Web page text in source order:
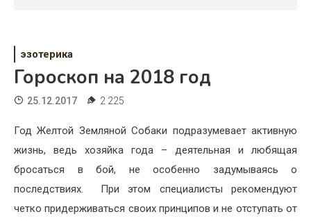
Свадьба
Дом
Жизнь
Хобби
Недвижимость
эзотерика
Гороскоп на 2018 год
25.12.2017 2 225
Год Желтой Земляной Собаки подразумевает активную
жизнь, ведь хозяйка года – деятельная и любящая
бросаться в бой, не особенно задумываясь о
последствиях. При этом специалисты рекомендуют
четко придерживаться своих принципов и не отступать от